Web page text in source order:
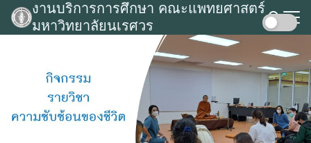
Skip
งานบริการการศึกษา คณะแพทยศาสตร์
มหาวิทยาลัยนเรศวร